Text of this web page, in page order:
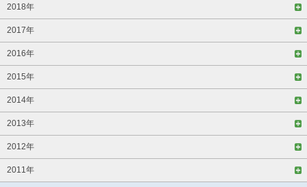
2018年
2017年
2016年
2015年
2014年
2013年
2012年
2011年